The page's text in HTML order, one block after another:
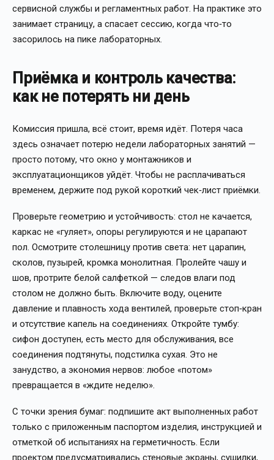
сервисной службы и регламентных работ. На практике это
занимает страницу, а спасает сессию, когда что‑то
засорилось на пике лабораторных.
Приёмка и контроль качества:
как не потерять ни день
Комиссия пришла, всё стоит, время идёт. Потеря часа
здесь означает потерю недели лабораторных занятий —
просто потому, что окно у монтажников и
эксплуатационщиков уйдёт. Чтобы не расплачиваться
временем, держите под рукой короткий чек‑лист приёмки.
Проверьте геометрию и устойчивость: стол не качается,
каркас не «гуляет», опоры регулируются и не царапают
пол. Осмотрите столешницу против света: нет царапин,
сколов, пузырей, кромка монолитная. Пролейте чашу и
шов, протрите белой салфеткой — следов влаги под
столом не должно быть. Включите воду, оцените
давление и плавность хода вентилей, проверьте стоп‑кран
и отсутствие капель на соединениях. Откройте тумбу:
сифон доступен, есть место для обслуживания, все
соединения подтянуты, подстилка сухая. Это не
занудство, а экономия нервов: любое «потом»
превращается в «ждите неделю».
С точки зрения бумаг: подпишите акт выполненных работ
только с приложенным паспортом изделия, инструкцией и
отметкой об испытаниях на герметичность. Если
проектом предусматривались стеновые экраны, сушилки,